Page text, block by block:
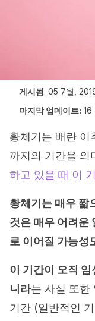
게시됨: 05 7월,
마지막 업데이트: 16
황체기는 배란 이
까지의 기간을 의
하고 있을 때 이
황체기는 매우 짧
것은 매우 어려운
로 이어질 가능성
이 기간이 오직
니라는 사실 또한
기간 (일반적인